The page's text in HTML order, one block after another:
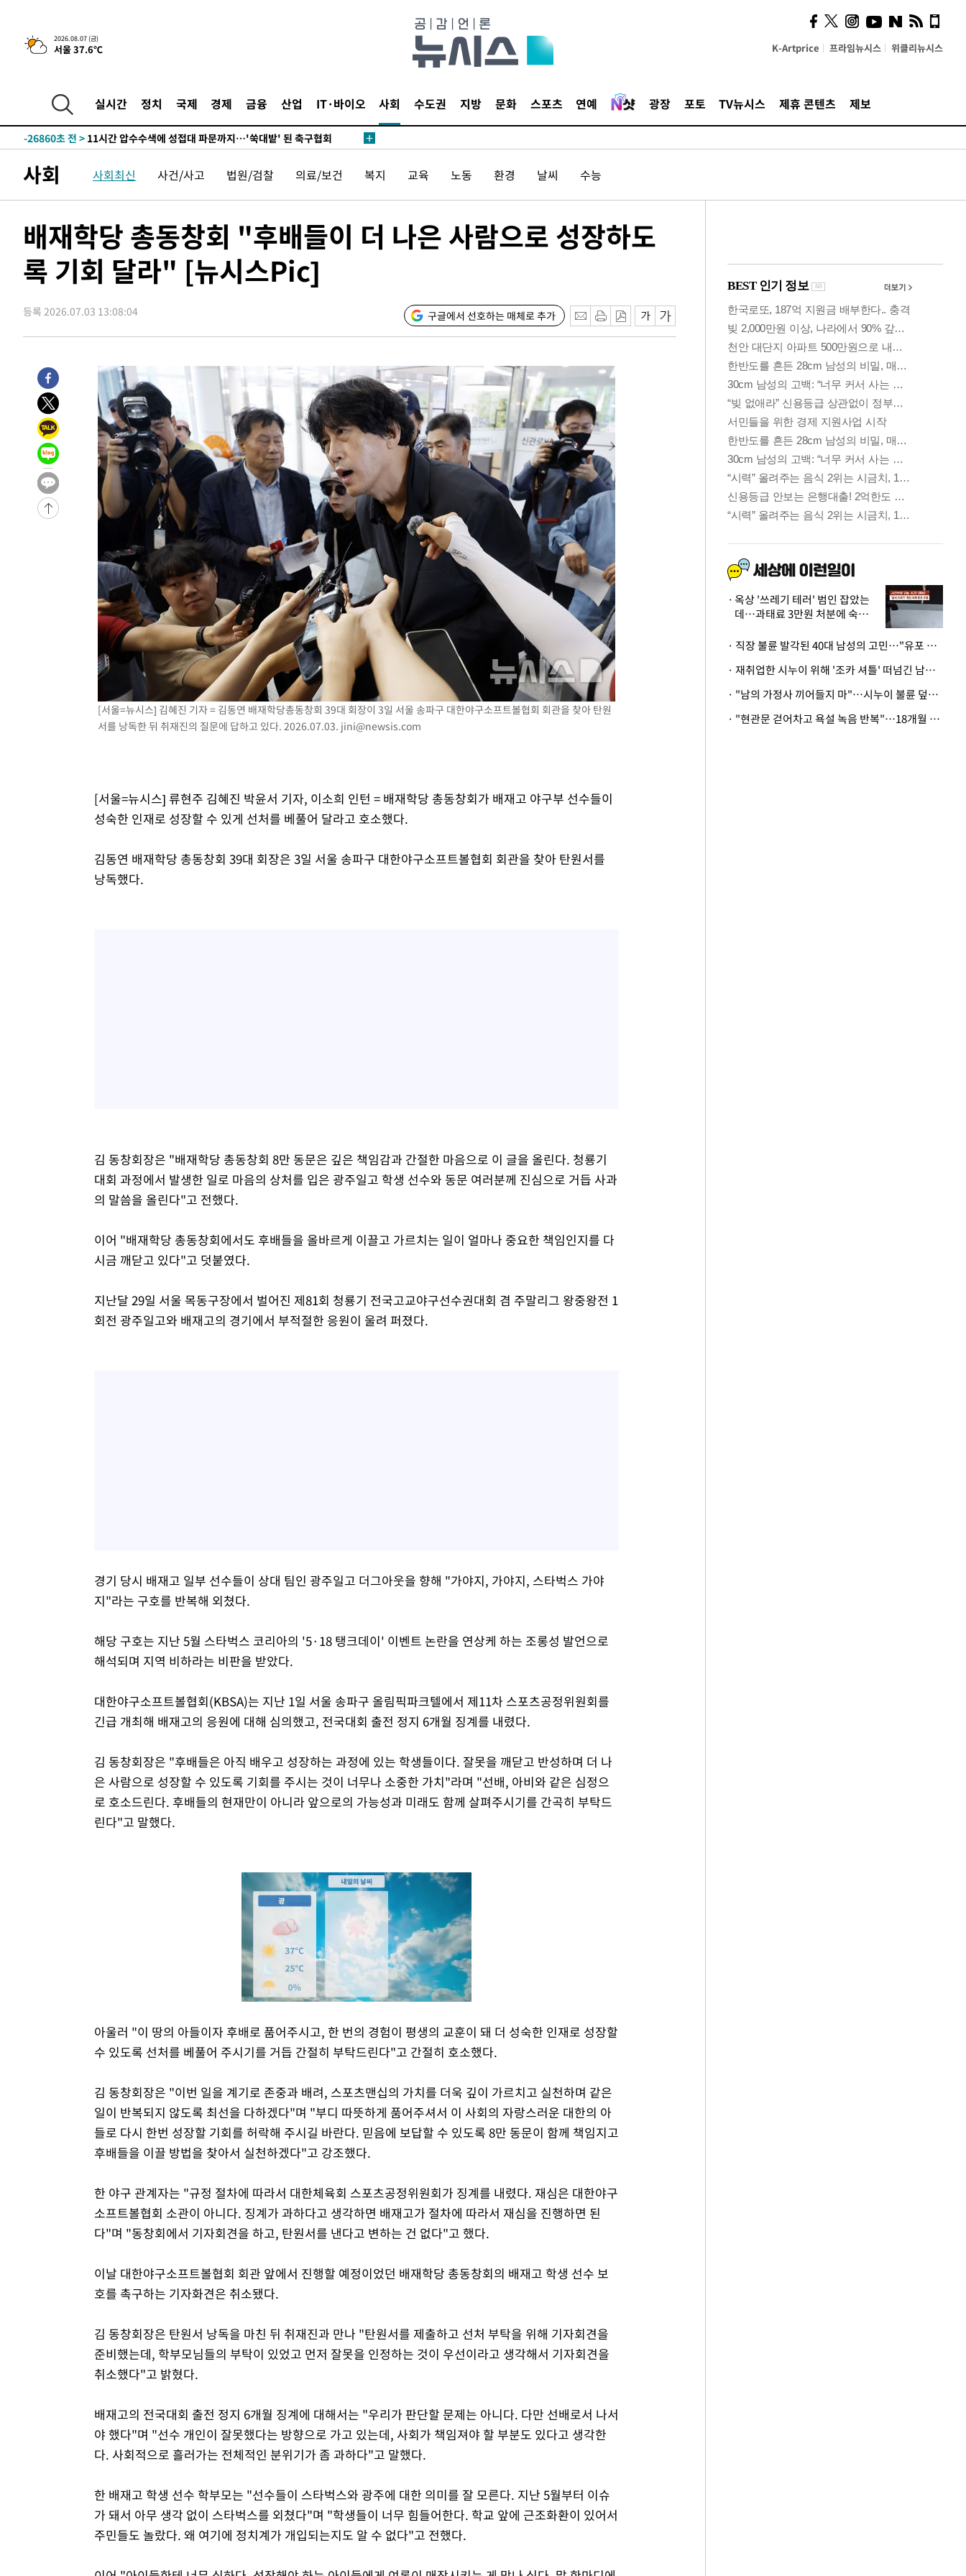
2026.08.07 (금)
서울 37.6℃ K-Artprice 프라임뉴시스 위클리뉴시스
실시간 정치 국제 경제 금융 산업 IT·바이오 사회 수도권 지방 문화 스포츠 연예 광장 포토 TV뉴시스 제휴 콘텐츠 제보
-31037초 전 >[속보]원·달러 환율, 7.7원 내린 1416.1원 마감
-30926초 전 >
-26889초 전 >
외신들도 주목한 韓축구 파문…"국민적 공분에 수사 재개"
-26860초 전 >
-25882초 전 > [속보]규제합리화위원회 부위원장에 김태유 서울대 공대 교수…이
-17565초 전 >
[속보] 7월 중국 수출 23.9%↑ 수입 27.5%↑…무역총액
25.3%↑
-14725초 전 >[속보]'채상병 순직 책임' 임성근, 항소심도 징역 3년
-11191초 전 >민주 콩고 에볼라환자 4천명 돌파, 4053명 발생 1850명 사망
-10441초 전 >[속보]'300억원대 사기 혐의' 차가원 대표 구속 송치
-9635초 전 > "미 전국적 살모네라 식중독 원인은 멕시코산 할라피뇨"-- CDC
-8029초 전 >
압수수색
-7784초 전 >[속보]원·달러 환율, 오전 9시 1423.8원
-31390초 전 >
외국인 심판 성 접대 7경기 들여다보니…한국 축구 '5승 2무'
-31124초 전 >
[속보]코스닥, 2.86포인트(0.36%) 내린 798.81마감
-31077초 전 >
[속보]코스피, 6200선 약보합…0.60% 내린 6258.77에 마쳐
-31057초 전 >
[속보]원·달러 환율, 7.7원 내린 1416.1원 마감
-30946초 전 >
[속보] 노원서 40.1도 관측…서울, 2018년 이후 첫 40도
-28036초 전 >
[속보]종합특검, '계엄 수용공간 확보' 신용해 前교정본부장 기소
-26909초 전 >
외신들도 주목한 韓축구 파문…"국민적 공분에 수사 재개"
-26880초 전 >
11시간 압수수색에 성접대 파문까지…'쑥대밭' 된 축구협회
[속보]규제합리화위원회 부위원장에 김태유 서울대 공대 교수…이
[속보]국힘 윤리위, '돌려차기 발언' 진종오·서범수 징계 절차 개시
[속보] 7월 중국 수출 23.9%↑ 수입 27.5%↑…무역총액
[속보]'채상병 순직 책임' 임성근, 항소심도 징역 3년
[속보]종합특검, '관저이전 봐주기 감사' 유병호 구속기소
민주 콩고 에볼라환자 4천명 돌파, 4053명 발생 1850명 사망
[속보]'300억원대 사기 혐의' 차가원 대표 구속 송치
"미 전국적 살모네라 식중독 원인은 멕시코산 할라피뇨"-- CDC
[속보]경찰·노동부, HL만도 평택사업장 끼임 사망 관련 압수수색
[속보]합수본, '투표율 허위 입력' 중앙·서울·경기도 선관위 등 9곳
사회 사회최신 사건/사고 법원/검찰 의료/보건 복지 교육 노동 환경 날씨 수능
배재학당 총동창회 "후배들이 더 나은 사람으로 성장하도
록 기회 달라" [뉴시스Pic]
등록 2026.07.03 13:08:04 구글에서 선호하는 매체로 추가
[서울=뉴시스] 김혜진 기자 = 김동연 배재학당총동창회 39대 회장이 3일 서울 송파구 대한야구소프트볼협회 회관을 찾아 탄원
서를 낭독한 뒤 취재진의 질문에 답하고 있다. 2026.07.03. jini@newsis.com
[서울=뉴시스] 류현주 김혜진 박윤서 기자, 이소희 인턴 = 배재학당 총동창회가 배재고 야구부 선수들이
성숙한 인재로 성장할 수 있게 선처를 베풀어 달라고 호소했다.
김동연 배재학당 총동창회 39대 회장은 3일 서울 송파구 대한야구소프트볼협회 회관을 찾아 탄원서를
낭독했다.
김 동창회장은 "배재학당 총동창회 8만 동문은 깊은 책임감과 간절한 마음으로 이 글을 올린다. 청룡기
대회 과정에서 발생한 일로 마음의 상처를 입은 광주일고 학생 선수와 동문 여러분께 진심으로 거듭 사과
의 말씀을 올린다"고 전했다.
이어 "배재학당 총동창회에서도 후배들을 올바르게 이끌고 가르치는 일이 얼마나 중요한 책임인지를 다
시금 깨닫고 있다"고 덧붙였다.
지난달 29일 서울 목동구장에서 벌어진 제81회 청룡기 전국고교야구선수권대회 겸 주말리그 왕중왕전 1
회전 광주일고와 배재고의 경기에서 부적절한 응원이 울려 퍼졌다.
경기 당시 배재고 일부 선수들이 상대 팀인 광주일고 더그아웃을 향해 "가야지, 가야지, 스타벅스 가야
지"라는 구호를 반복해 외쳤다.
해당 구호는 지난 5월 스타벅스 코리아의 '5·18 탱크데이' 이벤트 논란을 연상케 하는 조롱성 발언으로
해석되며 지역 비하라는 비판을 받았다.
대한야구소프트볼협회(KBSA)는 지난 1일 서울 송파구 올림픽파크텔에서 제11차 스포츠공정위원회를
긴급 개최해 배재고의 응원에 대해 심의했고, 전국대회 출전 정지 6개월 징계를 내렸다.
김 동창회장은 "후배들은 아직 배우고 성장하는 과정에 있는 학생들이다. 잘못을 깨닫고 반성하며 더 나
은 사람으로 성장할 수 있도록 기회를 주시는 것이 너무나 소중한 가치"라며 "선배, 아비와 같은 심정으
로 호소드린다. 후배들의 현재만이 아니라 앞으로의 가능성과 미래도 함께 살펴주시기를 간곡히 부탁드
린다"고 말했다.
Mute
아울러 "이 땅의 아들이자 후배로 품어주시고, 한 번의 경험이 평생의 교훈이 돼 더 성숙한 인재로 성장할
수 있도록 선처를 베풀어 주시기를 거듭 간절히 부탁드린다"고 간절히 호소했다.
김 동창회장은 "이번 일을 계기로 존중과 배려, 스포츠맨십의 가치를 더욱 깊이 가르치고 실천하며 같은
일이 반복되지 않도록 최선을 다하겠다"며 "부디 따뜻하게 품어주셔서 이 사회의 자랑스러운 대한의 아
들로 다시 한번 성장할 기회를 허락해 주시길 바란다. 믿음에 보답할 수 있도록 8만 동문이 함께 책임지고
후배들을 이끌 방법을 찾아서 실천하겠다"고 강조했다.
한 야구 관계자는 "규정 절차에 따라서 대한체육회 스포츠공정위원회가 징계를 내렸다. 재심은 대한야구
소프트볼협회 소관이 아니다. 징계가 과하다고 생각하면 배재고가 절차에 따라서 재심을 진행하면 된
다"며 "동창회에서 기자회견을 하고, 탄원서를 낸다고 변하는 건 없다"고 했다.
이날 대한야구소프트볼협회 회관 앞에서 진행할 예정이었던 배재학당 총동창회의 배재고 학생 선수 보
호를 촉구하는 기자화견은 취소됐다.
김 동창회장은 탄원서 낭독을 마친 뒤 취재진과 만나 "탄원서를 제출하고 선처 부탁을 위해 기자회견을
준비했는데, 학부모님들의 부탁이 있었고 먼저 잘못을 인정하는 것이 우선이라고 생각해서 기자회견을
취소했다"고 밝혔다.
배재고의 전국대회 출전 정지 6개월 징계에 대해서는 "우리가 판단할 문제는 아니다. 다만 선배로서 나서
야 했다"며 "선수 개인이 잘못했다는 방향으로 가고 있는데, 사회가 책임져야 할 부분도 있다고 생각한
다. 사회적으로 흘러가는 전체적인 분위기가 좀 과하다"고 말했다.
한 배재고 학생 선수 학부모는 "선수들이 스타벅스와 광주에 대한 의미를 잘 모른다. 지난 5월부터 이슈
가 돼서 아무 생각 없이 스타벅스를 외쳤다"며 "학생들이 너무 힘들어한다. 학교 앞에 근조화환이 있어서
주민들도 놀랐다. 왜 여기에 정치계가 개입되는지도 알 수 없다"고 전했다.
시, 스마트폰 액세서리에
NFC 더했다
옥상 '쓰레기 테러' 범인 잡았는
데…과태료 3만원 처분에 숙박업
· 직장 불륜 발각된 40대 남성의 고민…"유포 동료 명예훼손·협박죄 고소 가능할까"
· 재취업한 시누이 위해 '조카 셔틀' 떠넘긴 남편…아내 "난 못한다"
· "남의 가정사 끼어들지 마"…시누이 불륜 덮으려는 남편에 억울한 아내
· "현관문 걷어차고 욕설 녹음 반복"…18개월 아기 키우는 집 뒤흔든 '앞집의 비극'